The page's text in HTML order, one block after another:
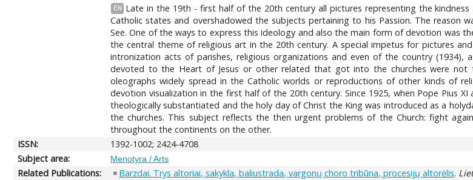
EN
Late in the 19th - first half of the 20th century all pictures representing the
Catholic states and overshadowed the subjects pertaining to his Passion. The reason
See. One of the ways to express this ideology and also the main form of devotion was
the central theme of religious art in the 20th century. A special impetus for pictures
intronization acts of parishes, religious organizations and even of the country
devoted to the Heart of Jesus or other related that got into the churches were
oleographs widely spread in the Catholic worlds or reproductions of other kinds of
devotion visualization in the first half of the 20th century. Since 1925, when Pope Pius
theologically substantiated and the holy day of Christ the King was introduced as a
the churches. This subject reflects the then urgent problems of the Church: fight
throughout the continents on the other.
ISSN:
1392-1002; 2424-4708
Subject area:
Menotyra / Arts
Related Publications: Barzdai. Trys altoriai, sakykla, baliustrada, vargonų choro tribūna, procesijų altorėlis.